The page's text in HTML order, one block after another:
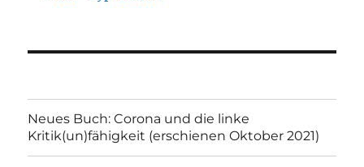
Neues Buch: Corona und die linke
Kritik(un)fähigkeit (erschienen Oktober 2021)